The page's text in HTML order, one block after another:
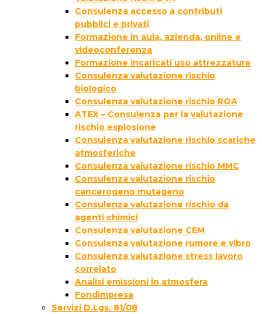
Consulenza accesso a contributi
pubblici e privati
Formazione in aula, azienda, online e
videoconferenza
Formazione incaricati uso attrezzature
Consulenza valutazione rischio
biologico
Consulenza valutazione rischio ROA
ATEX – Consulenza per la valutazione
rischio esplosione
Consulenza valutazione rischio scariche
atmosferiche
Consulenza valutazione rischio MMC
Consulenza valutazione rischio
cancerogeno mutageno
Consulenza valutazione rischio da
agenti chimici
Consulenza valutazione CEM
Consulenza valutazione rumore e vibro
Consulenza valutazione stress lavoro
correlato
Analisi emissioni in atmosfera
Fondimpresa
Servizi D.Lgs. 81/08